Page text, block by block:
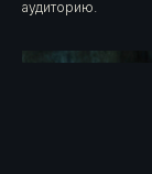
аудиторию.